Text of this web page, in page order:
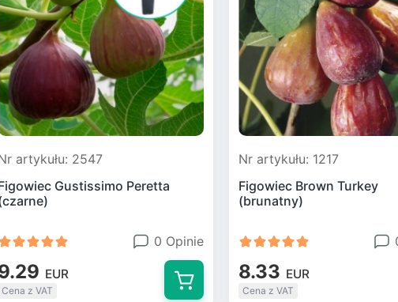
artykułu: 2547
Gustissimo Peretta
0 Opinie
EUR
Cena z VAT
Nr artykułu: 1217
Figowiec Brown Turkey
(brunatny)
8.33 EUR
Cena z VAT